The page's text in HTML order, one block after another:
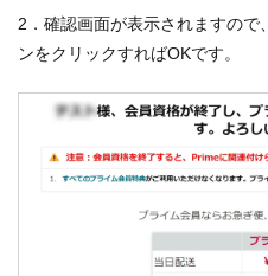
2．確認画面が表示されますので、
ンをクリックすればOKです。